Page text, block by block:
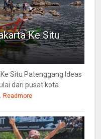
Ke Situ
Situ Patenggang Ideas
dari pusat kota
Readmore